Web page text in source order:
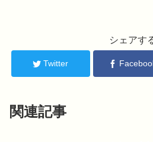
シェアす
Twitter
関連記事